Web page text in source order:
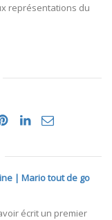
représentations du
| Mario tout de go
écrit un premier